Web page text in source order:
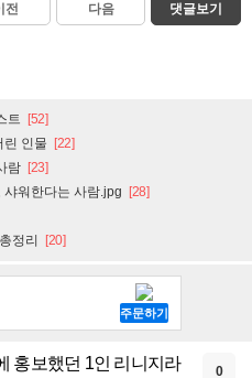
전 다음 댓글보기
트 [52]
린 인물 [22]
람 [23]
샤워한다는 사람.jpg [28]
정리 [20]
홍보했던 1인 리니지라
0